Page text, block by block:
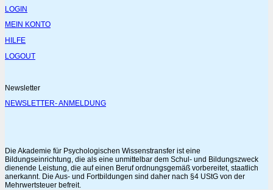
LOGIN
MEIN KONTO
HILFE
LOGOUT
Newsletter
NEWSLETTER- ANMELDUNG
Die Akademie für Psychologischen Wissenstransfer ist eine
Bildungseinrichtung, die als eine unmittelbar dem Schul- und Bildungszweck
dienende Leistung, die auf einen Beruf ordnungsgemäß vorbereitet, staatlich
anerkannt. Die Aus- und Fortbildungen sind daher nach §4 UStG von der
Mehrwertsteuer befreit.